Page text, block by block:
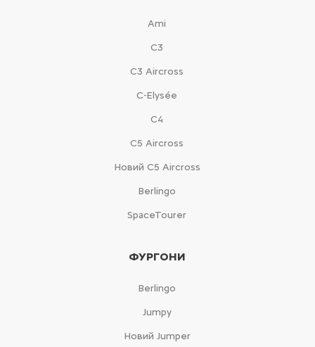
Ami
С3
С3 Aircross
C-Elysée
С4
С5 Aircross
Новий С5 Aircross
Berlingo
SpaceTourer
ФУРГОНИ
Berlingo
Jumpy
Новий Jumper